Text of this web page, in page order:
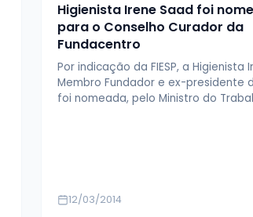
Higienista Irene Saad foi
para o Conselho Curador da
Fundacentro
Por indicação da FIESP, a Higienista
Membro Fundador e ex-presidente
foi nomeada, pelo Ministro do
12/03/2014